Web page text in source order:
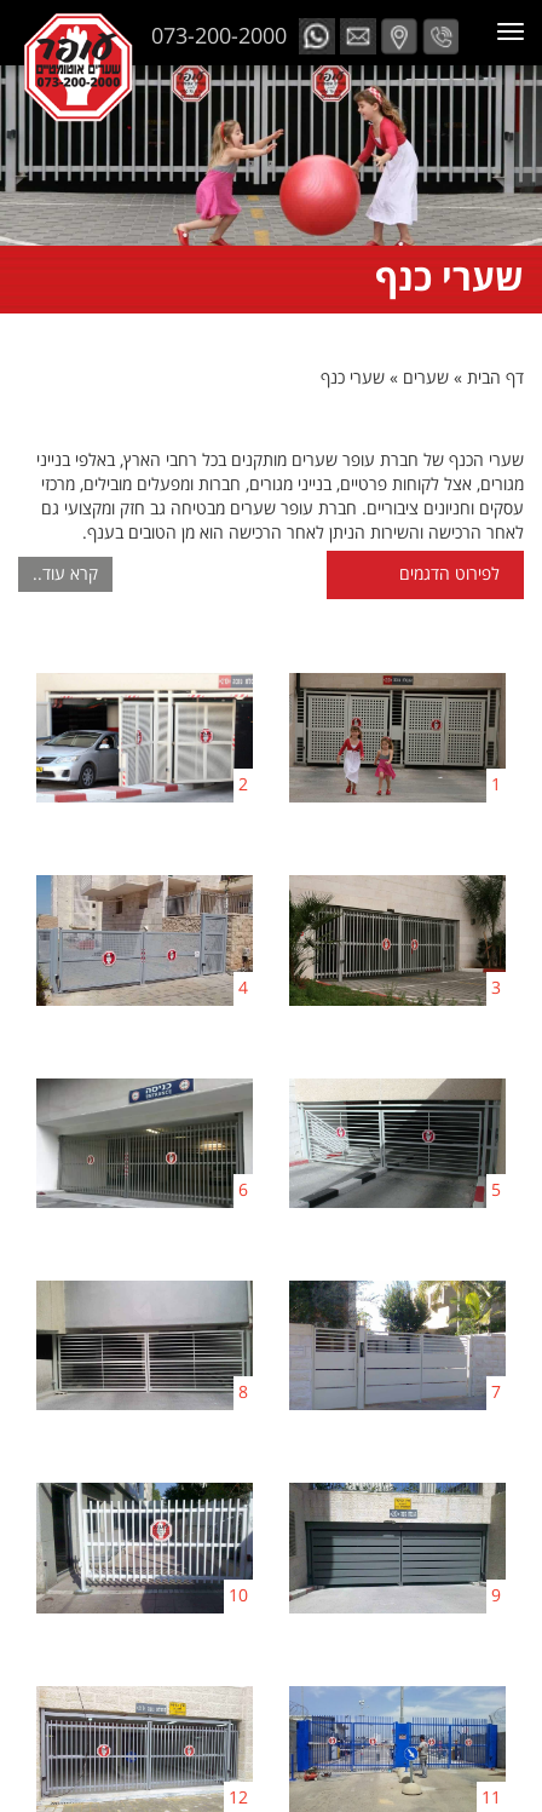
073-200-2000
שערי כנף
דף הבית » שערים » שערי כנף
שערי הכנף של חברת עופר שערים מותקנים בכל רחבי הארץ, באלפי בנייני
מגורים, אצל לקוחות פרטיים, בנייני מגורים, חברות ומפעלים מובילים, מרכזי
עסקים וחניונים ציבוריים. חברת עופר שערים מבטיחה גב חזק ומקצועי גם
לאחר הרכישה והשירות הניתן לאחר הרכישה הוא מן הטובים בענף.
קרא עוד..
לפירוט הדגמים
1
2
3
4
5
6
7
8
9
10
11
12